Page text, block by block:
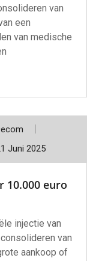
van
een
van medische
Juni 2025
10.000 euro
injectie van
van
aankoop of